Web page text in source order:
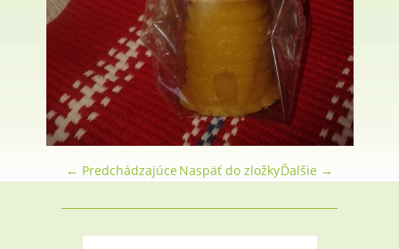
← Predchádzajúce Ďalšie →
Naspäť do zložky